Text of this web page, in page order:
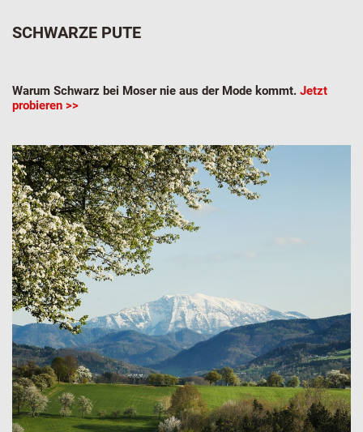
SCHWARZE PUTE
Warum Schwarz bei Moser nie aus der Mode kommt. Jetzt
probieren >>